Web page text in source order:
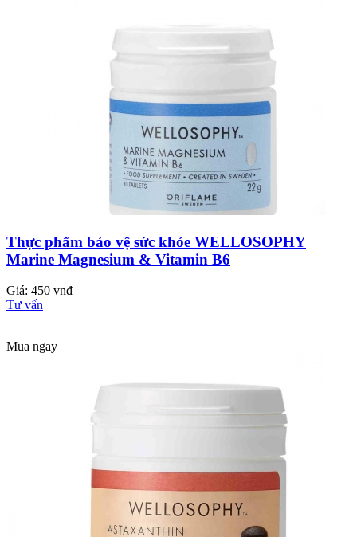
Thực phẩm bảo vệ sức khỏe WELLOSOPHY
Marine Magnesium & Vitamin B6
Giá: 450 vnđ
Tư vấn
Mua ngay